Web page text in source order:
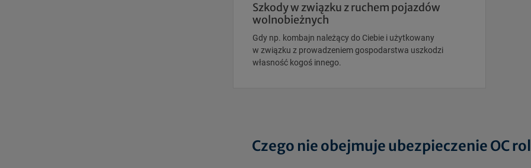
Szkody w związku z ruchem pojazdów
wolnobieżnych
Gdy np. kombajn należący do Ciebie i użytkowany
w związku z prowadzeniem gospodarstwa uszkodzi
własność kogoś innego.
Czego nie obejmuje ubezpieczenie OC